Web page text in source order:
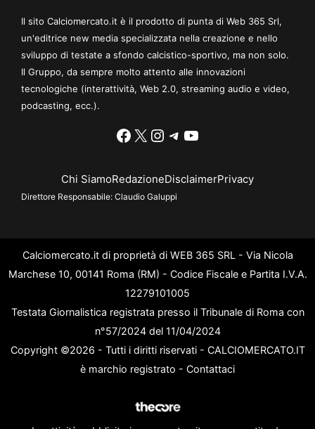
Il sito Calciomercato.it è il prodotto di punta di Web 365 Srl,
un'editrice new media specializzata nella creazione e nello
sviluppo di testate a sfondo calcistico-sportivo, ma non solo.
Il Gruppo, da sempre molto attento alle innovazioni
tecnologiche (interattività, Web 2.0, streaming audio e video,
podcasting, ecc.).
Facebook
X Instagram
Telegram
YouTube
Chi SiamoRedazioneDisclaimerPrivacy
Direttore Responsabile: Claudio Galuppi
Calciomercato.it di proprietà di WEB 365 SRL - Via Nicola
Marchese 10, 00141 Roma (RM) - Codice Fiscale e Partita I.V.A.
12279101005
Testata Giornalistica registrata presso il Tribunale di Roma con
n°57/2024 del 11/04/2024
Copyright ©2026 - Tutti i diritti riservati - CALCIOMERCATO.IT
è marchio registrato - Contattaci